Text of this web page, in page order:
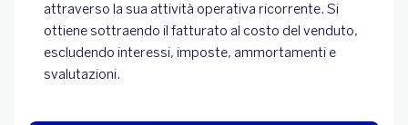
attraverso la sua attività operativa ricorrente. Si
ottiene sottraendo il fatturato al costo del venduto,
escludendo interessi, imposte, ammortamenti e
svalutazioni.